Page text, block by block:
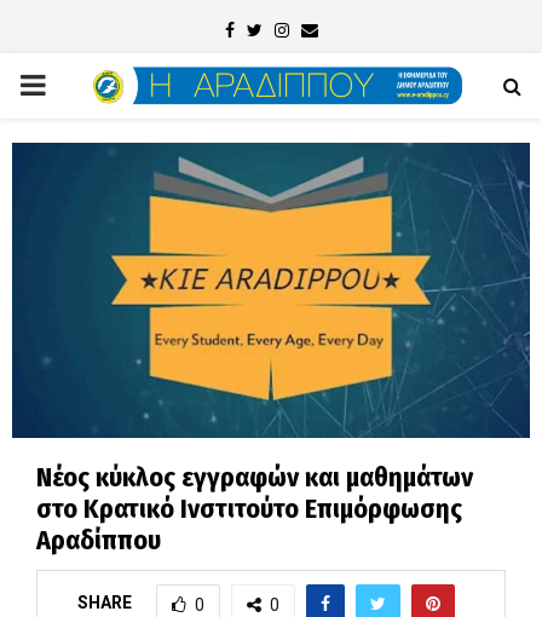
Facebook
TwitterInstagram
Email
PRIMARY
MENU
Νέος κύκλος εγγραφών και μαθημάτων
στο Κρατικό Ινστιτούτο Επιμόρφωσης
Αραδίππου
SHARE 0 0